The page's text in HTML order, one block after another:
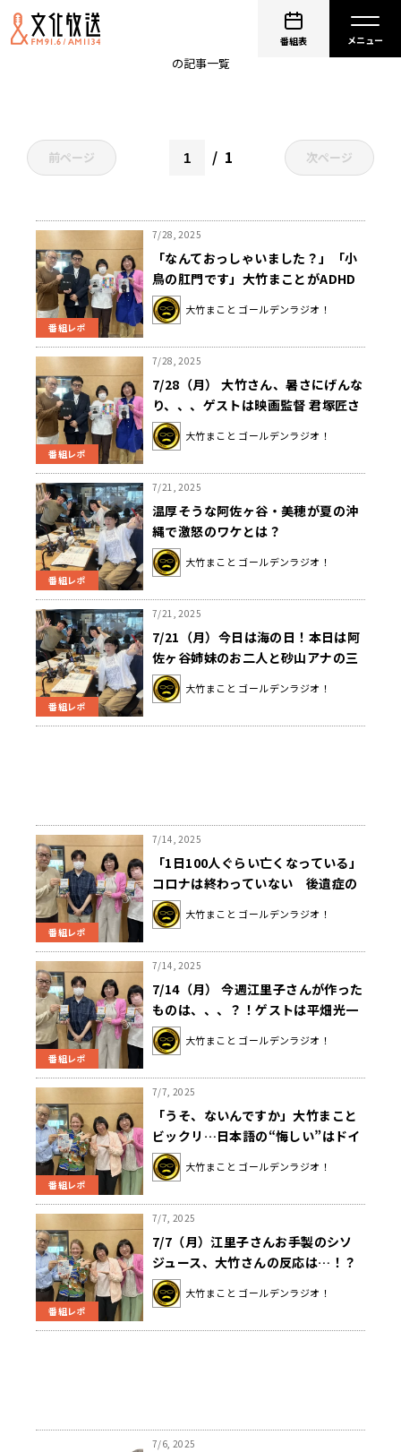
番組表
の記事一覧
前ページ 1 次ページ
番組レポ
7/28, 2025
「なんておっしゃいました？」「小
鳥の肛門です」大竹まことがADHD
の君塚匠監督に迫る
大竹まこと ゴールデンラジオ！
番組レポ
7/28, 2025
7/28（月） 大竹さん、暑さにげんな
り、、、ゲストは映画監督 君塚匠さ
んでした！
大竹まこと ゴールデンラジオ！
番組レポ
7/21, 2025
温厚そうな阿佐ヶ谷・美穂が夏の沖
縄で激怒のワケとは？
大竹まこと ゴールデンラジオ！
番組レポ
7/21, 2025
7/21（月）今日は海の日！本日は阿
佐ヶ谷姉妹のお二人と砂山アナの三
人でお届けしました。
大竹まこと ゴールデンラジオ！
番組レポ
7/14, 2025
「1日100人ぐらい亡くなっている」
コロナは終わっていない 後遺症の
実態に大竹驚く
大竹まこと ゴールデンラジオ！
番組レポ
7/14, 2025
7/14（月） 今週江里子さんが作った
ものは、、、？！ゲストは平畑光一
さんでした。
大竹まこと ゴールデンラジオ！
番組レポ
7/7, 2025
「うそ、ないんですか」大竹まこと
ビックリ…日本語の“悔しい”はドイ
ツ語にない！？
大竹まこと ゴールデンラジオ！
番組レポ
7/7, 2025
7/7（月）江里子さんお手製のシソ
ジュース、大竹さんの反応は…！？
ゲストはマライ・メントラインさん
でした。
大竹まこと ゴールデンラジオ！
7/6, 2025